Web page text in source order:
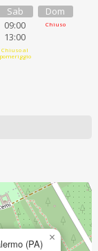
Sab
09:00
13:00
Chiuso al
pomeriggio
Dom
Chiuso
(PA) ×